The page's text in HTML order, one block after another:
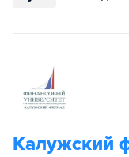
Калужский